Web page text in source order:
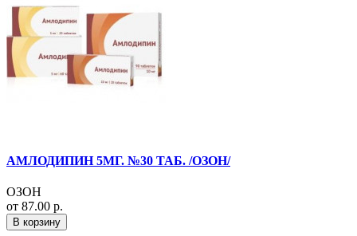
АМЛОДИПИН 5МГ. №30 ТАБ. /ОЗОН/
ОЗОН
от 87.00 р.
В корзину